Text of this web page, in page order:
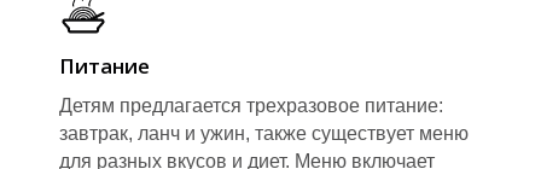
Питание
Детям предлагается трехразовое питание:
завтрак, ланч и ужин, также существует меню
для разных вкусов и диет. Меню включает